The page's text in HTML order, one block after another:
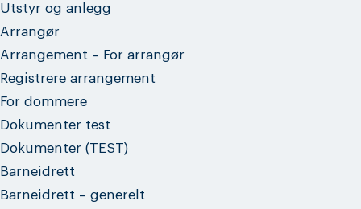
Utstyr og anlegg
Arrangør
Arrangement – For arrangør
Registrere arrangement
For dommere
Dokumenter test
Dokumenter (TEST)
Barneidrett
Barneidrett – generelt